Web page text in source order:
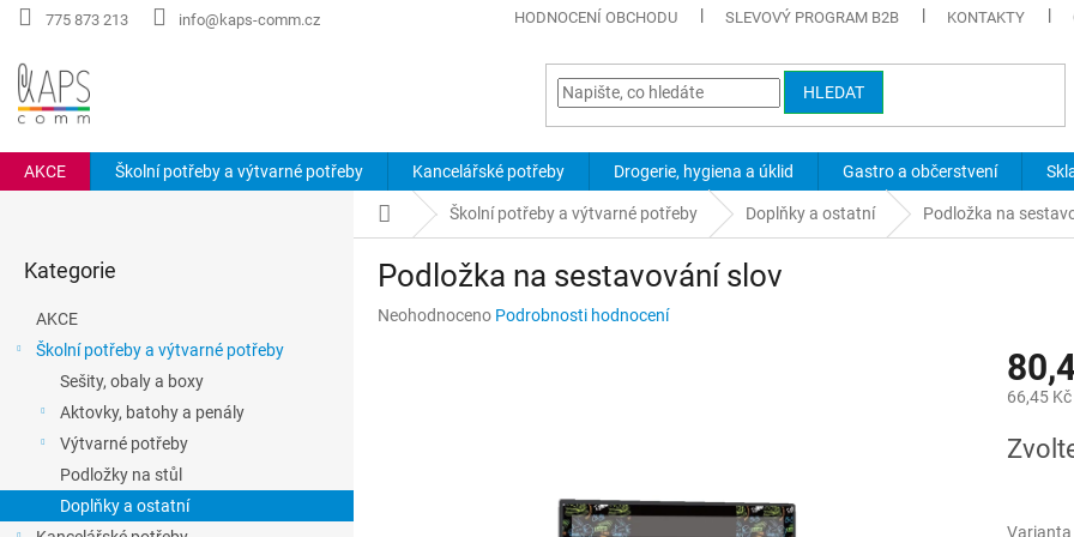
Přejít
775 873 213 info@kaps-comm.cz HODNOCENÍ OBCHODU SLEVOVÝ PROGRAM B2B KONTAKTY
HLEDAT
AKCE Školní potřeby a výtvarné potřeby Kancelářské potřeby Drogerie, hygiena a úklid Gastro a občerstvení
n
e
kategorie
Kategorie
AKCE
Školní potřeby a výtvarné potřeby
Sešity, obaly a boxy
Aktovky, batohy a penály
Výtvarné potřeby
Podložky na stůl
Doplňky a ostatní
Domů Školní potřeby a výtvarné potřeby Doplňky a ostatní Podložka na
Podložka na sestavování slov
Průměrné
Neohodnoceno Podrobnosti hodnocení
66,45
cena:
Varianta